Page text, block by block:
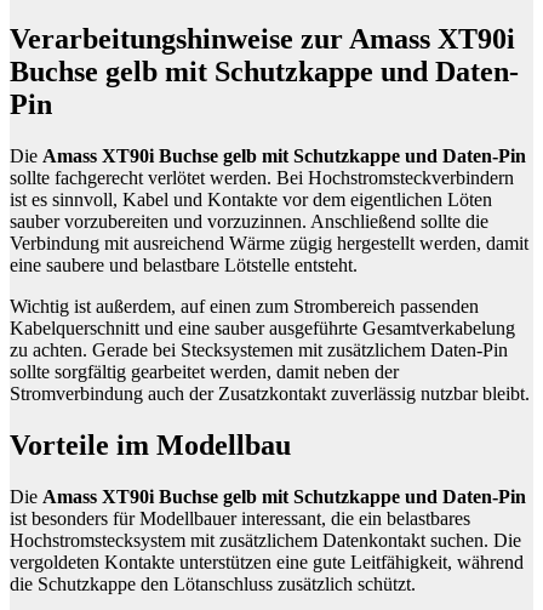
Verarbeitungshinweise zur Amass XT90i
Buchse gelb mit Schutzkappe und Daten-
Pin
Die Amass XT90i Buchse gelb mit Schutzkappe und Daten-Pin
sollte fachgerecht verlötet werden. Bei Hochstromsteckverbindern
ist es sinnvoll, Kabel und Kontakte vor dem eigentlichen Löten
sauber vorzubereiten und vorzuzinnen. Anschließend sollte die
Verbindung mit ausreichend Wärme zügig hergestellt werden, damit
eine saubere und belastbare Lötstelle entsteht.
Wichtig ist außerdem, auf einen zum Strombereich passenden
Kabelquerschnitt und eine sauber ausgeführte Gesamtverkabelung
zu achten. Gerade bei Stecksystemen mit zusätzlichem Daten-Pin
sollte sorgfältig gearbeitet werden, damit neben der
Stromverbindung auch der Zusatzkontakt zuverlässig nutzbar bleibt.
Vorteile im Modellbau
Die Amass XT90i Buchse gelb mit Schutzkappe und Daten-Pin
ist besonders für Modellbauer interessant, die ein belastbares
Hochstromstecksystem mit zusätzlichem Datenkontakt suchen. Die
vergoldeten Kontakte unterstützen eine gute Leitfähigkeit, während
die Schutzkappe den Lötanschluss zusätzlich schützt.